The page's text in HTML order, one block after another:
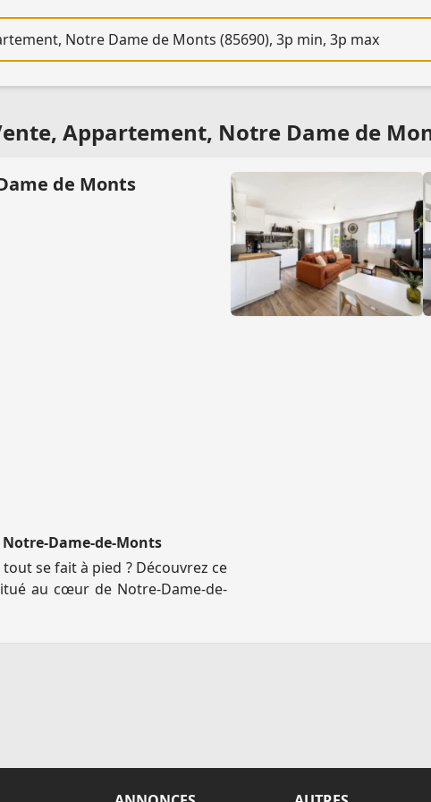
Appartement, Notre Dame de
de Monts
Notre-Dame-de-Monts
se fait à pied ? Découvrez ce
au cœur de Notre-Dame-de-